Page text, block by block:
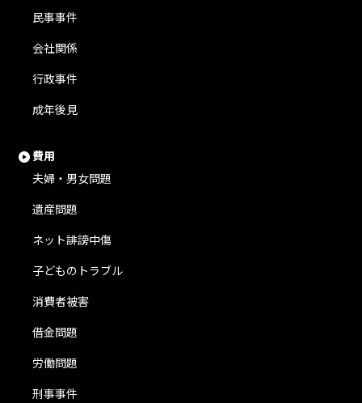
民事事件
会社関係
行政事件
成年後見
費用
夫婦・男女問題
遺産問題
ネット誹謗中傷
子どものトラブル
消費者被害
借金問題
労働問題
刑事事件